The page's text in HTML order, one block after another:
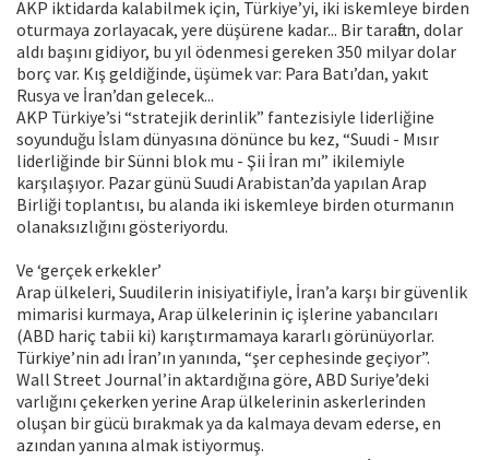
AKP iktidarda kalabilmek için, Türkiye’yi, iki iskemleye birden
oturmaya zorlayacak, yere düşürene kadar... Bir taraftan, dolar
aldı başını gidiyor, bu yıl ödenmesi gereken 350 milyar dolar
borç var. Kış geldiğinde, üşümek var: Para Batı’dan, yakıt
Rusya ve İran’dan gelecek...
AKP Türkiye’si “stratejik derinlik” fantezisiyle liderliğine
soyunduğu İslam dünyasına dönünce bu kez, “Suudi - Mısır
liderliğinde bir Sünni blok mu - Şii İran mı” ikilemiyle
karşılaşıyor. Pazar günü Suudi Arabistan’da yapılan Arap
Birliği toplantısı, bu alanda iki iskemleye birden oturmanın
olanaksızlığını gösteriyordu.
Ve ‘gerçek erkekler’
Arap ülkeleri, Suudilerin inisiyatifiyle, İran’a karşı bir güvenlik
mimarisi kurmaya, Arap ülkelerinin iç işlerine yabancıları
(ABD hariç tabii ki) karıştırmamaya kararlı görünüyorlar.
Türkiye’nin adı İran’ın yanında, “şer cephesinde geçiyor”.
Wall Street Journal’in aktardığına göre, ABD Suriye’deki
varlığını çekerken yerine Arap ülkelerinin askerlerinden
oluşan bir gücü bırakmak ya da kalmaya devam ederse, en
azından yanına almak istiyormuş.